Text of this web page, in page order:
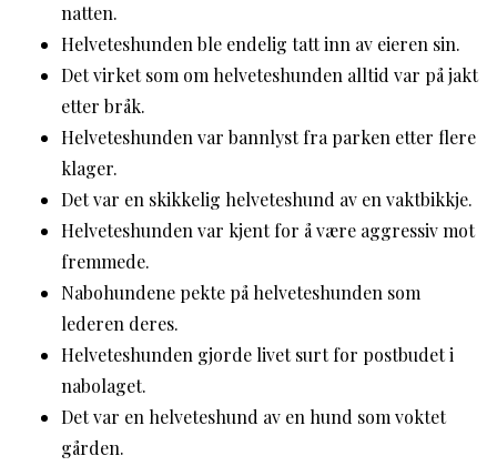
natten.
Helveteshunden ble endelig tatt inn av eieren sin.
Det virket som om helveteshunden alltid var på jakt
etter bråk.
Helveteshunden var bannlyst fra parken etter flere
klager.
Det var en skikkelig helveteshund av en vaktbikkje.
Helveteshunden var kjent for å være aggressiv mot
fremmede.
Nabohundene pekte på helveteshunden som
lederen deres.
Helveteshunden gjorde livet surt for postbudet i
nabolaget.
Det var en helveteshund av en hund som voktet
gården.